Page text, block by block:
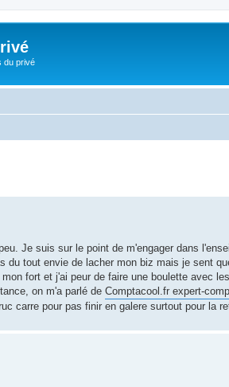
du privé
Je suis sur le point de m'engager dans
tout envie de lacher mon biz mais je sent
fort et j'ai peur de faire une boulette avec
on m'a parlé de Comptacool.fr expert-
carre pour pas finir en galere surtout pour la